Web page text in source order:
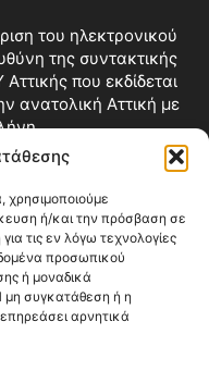
χρησιμοποιούμε
ή/και την πρόσβαση σε
τις εν λόγω τεχνολογίες
προσωπικού
ή μοναδικά
μη συγκατάθεση ή η
αρνητικά
του ηλεκτρονικού
της συντακτικής
που εκδίδεται
ανατολική Αττική με
ΜΑΣ